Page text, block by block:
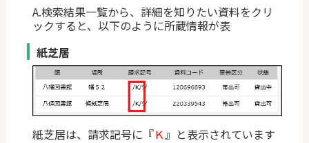
A.検索結果一覧から、詳細を知りたい資料をクリ
ックすると、以下のように所蔵情報が表
紙芝居
紙芝居は、請求記号に『Ｋ』と表示されています